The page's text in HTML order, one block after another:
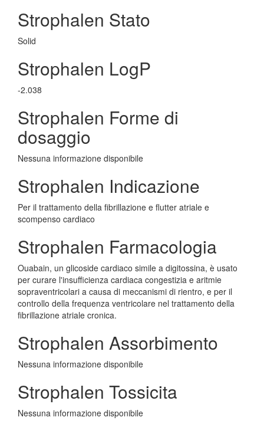
Strophalen Stato
Solid
Strophalen LogP
-2.038
Strophalen Forme di
dosaggio
Nessuna informazione disponibile
Strophalen Indicazione
Per il trattamento della fibrillazione e flutter atriale e
scompenso cardiaco
Strophalen Farmacologia
Ouabain, un glicoside cardiaco simile a digitossina, è usato
per curare l'insufficienza cardiaca congestizia e aritmie
sopraventricolari a causa di meccanismi di rientro, e per il
controllo della frequenza ventricolare nel trattamento della
fibrillazione atriale cronica.
Strophalen Assorbimento
Nessuna informazione disponibile
Strophalen Tossicita
Nessuna informazione disponibile